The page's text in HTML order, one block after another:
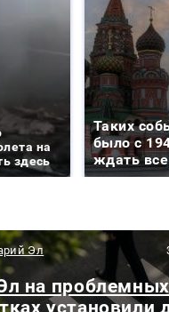
на
здесь
Таких
было с
ждать
Эл
на проблемных